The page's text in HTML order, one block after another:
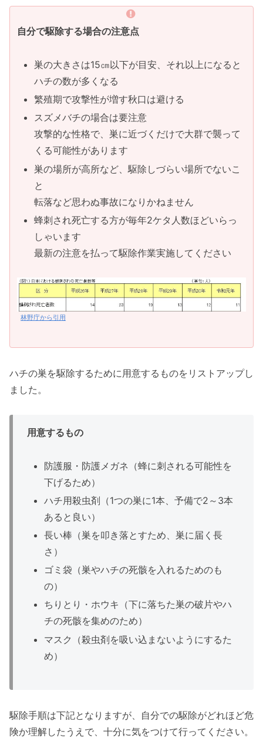
自分で駆除する場合の注意点
巣の大きさは15㎝以下が目安、それ以上になると
ハチの数が多くなる
繁殖期で攻撃性が増す秋口は避ける
スズメバチの場合は要注意
攻撃的な性格で、巣に近づくだけで大群で襲って
くる可能性があります
巣の場所が高所など、駆除しづらい場所でないこ
と
転落など思わぬ事故になりかねません
蜂刺され死亡する方が毎年2ケタ人数ほどいらっ
しゃいます
最新の注意を払って駆除作業実施してください
林野庁から引用
ハチの巣を駆除するために用意するものをリストアップし
ました。
用意するもの
防護服・防護メガネ（蜂に刺される可能性を
下げるため）
ハチ用殺虫剤（1つの巣に1本、予備で2～3本
あると良い）
長い棒（巣を叩き落とすため、巣に届く長
さ）
ゴミ袋（巣やハチの死骸を入れるためのも
の）
ちりとり・ホウキ（下に落ちた巣の破片やハ
チの死骸を集めのため）
マスク（殺虫剤を吸い込まないようにするた
め）
駆除手順は下記となりますが、自分での駆除がどれほど危
険か理解したうえで、十分に気をつけて行ってください。